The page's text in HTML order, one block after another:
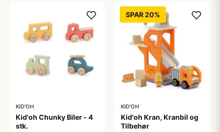
KID'OH
Kid'oh Chunky Biler - 4
stk.
SPAR 20%
KID'OH
Kid'oh Kran, Kranbil og
Tilbehør